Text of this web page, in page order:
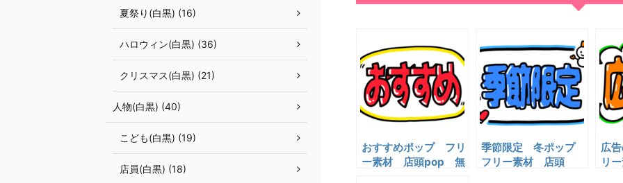
おすすめポップ フリ
ー素材 店頭pop 無
季節限定 冬ポップ
フリー素材 店頭
広
リ
夏祭り(白黒) (16)
ハロウィン(白黒) (36)
クリスマス(白黒) (21)
人物(白黒) (40)
こども(白黒) (19)
店員(白黒) (18)